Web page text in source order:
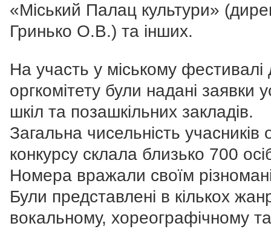
«Міський Палац культури»
Гринько О.В.) та інших.
На участь у міському фестивалі
оргкомітету були надані заявки
шкіл та позашкільних закладів.
Загальна чисельність учасників
конкурсу склала близько 700
Номера вражали своїм
Були представлені в кількох
вокальному, хореографічному та